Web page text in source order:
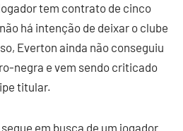
tem contrato de cinco
há intenção de deixar o clube
Everton ainda não conseguiu
negra e vem sendo criticado
titular.
em busca de um jogador